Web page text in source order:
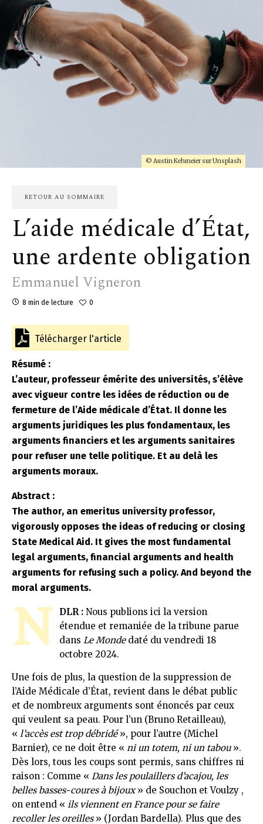
© Austin Kehmeier sur Unsplash
RETOUR AU SOMMAIRE
L’aide médicale d’État,
une ardente obligation
Emmanuel Vigneron
8 min de lecture 0
Télécharger l'article
Résumé :
L’auteur, professeur émérite des universités, s’élève
avec vigueur contre les idées de réduction ou de
fermeture de l’Aide médicale d’État. Il donne les
arguments juridiques les plus fondamentaux, les
arguments financiers et les arguments sanitaires
pour refuser une telle politique. Et au delà les
arguments moraux.
Abstract :
The author, an emeritus university professor,
vigorously opposes the ideas of reducing or closing
State Medical Aid. It gives the most fundamental
legal arguments, financial arguments and health
arguments for refusing such a policy. And beyond the
moral arguments.
N DLR : Nous publions ici la version
étendue et remaniée de la tribune parue
dans Le Mondedaté du vendredi 18
octobre 2024.
Une fois de plus, la question de la suppression de
l’Aide Médicale d’État, revient dans le débat public
et de nombreux arguments sont énoncés par ceux
qui veulent sa peau. Pour l’un (Bruno Retailleau),
« l’accès est trop débridé», pour l’autre (Michel
Barnier), ce ne doit être « ni un totem, ni un tabou».
Dès lors, tous les coups sont permis, sans chiffres ni
raison : Comme « Dans les poulaillers d’acajou, les
belles basses-coures à bijoux» de Souchon et Voulzy ,
on entend « ils viennent en France pour se faire
recoller les oreilles» (Jordan Bardella). Plus que des